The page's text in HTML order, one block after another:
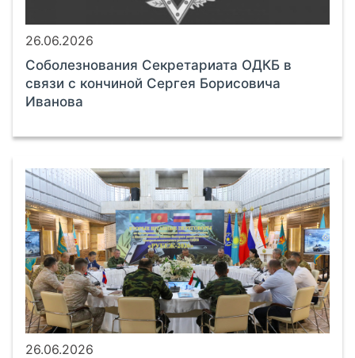
26.06.2026
Соболезнования Секретариата ОДКБ в
связи с кончиной Сергея Борисовича
Иванова
26.06.2026